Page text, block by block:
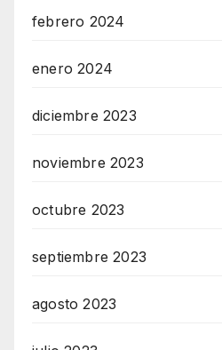
febrero 2024
enero 2024
diciembre 2023
noviembre 2023
octubre 2023
septiembre 2023
agosto 2023